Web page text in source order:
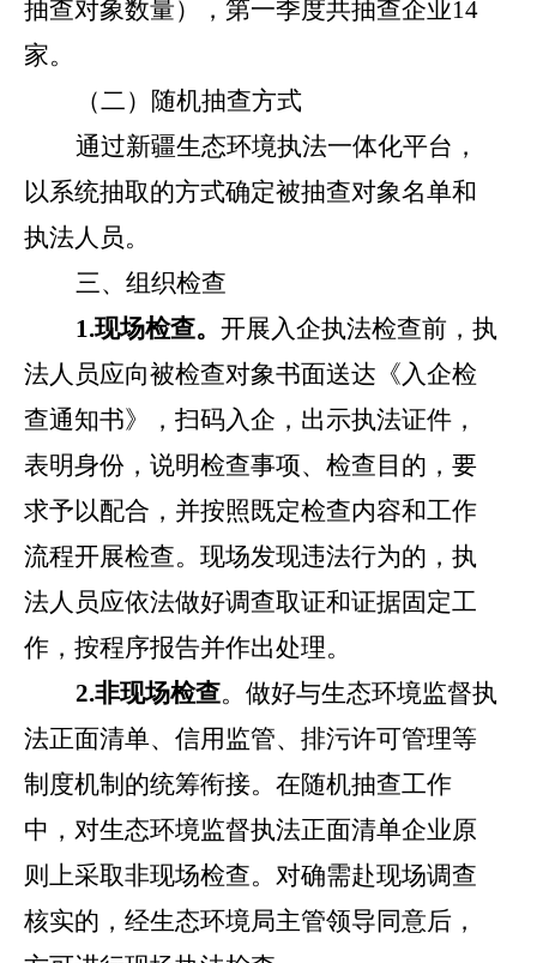
抽查对象数量），第一季度共抽查企业14
家。
（二）随机抽查方式
通过新疆生态环境执法一体化平台，
以系统抽取的方式确定被抽查对象名单和
执法人员。
三、组织检查
1.现场检查。 开展入企执法检查前，执
法人员应向被检查对象书面送达《入企检
查通知书》，扫码入企，出示执法证件，
表明身份，说明检查事项、检查目的，要
求予以配合，并按照既定检查内容和工作
流程开展检查。现场发现违法行为的，执
法人员应依法做好调查取证和证据固定工
作，按程序报告并作出处理。
2.非现场检查。做好与生态环境监督执
法正面清单、信用监管、排污许可管理等
制度机制的统筹衔接。在随机抽查工作
中，对生态环境监督执法正面清单企业原
则上采取非现场检查。对确需赴现场调查
核实的，经生态环境局主管领导同意后，